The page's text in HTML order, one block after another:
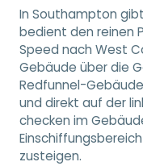
In Southampton
bedient den reinen
Speed nach West
Gebäude über die
Redfunnel-
und direkt auf der
checken im
zusteigen.